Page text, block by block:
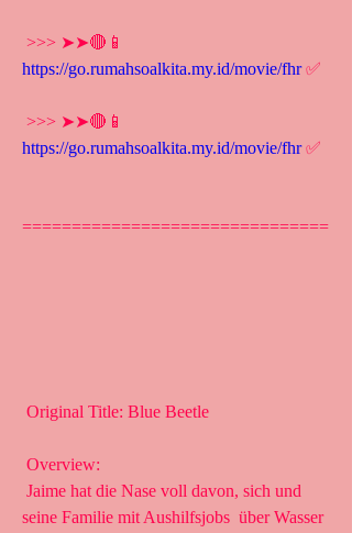
https://go.rumahsoalkita.my.id/movie/fhr ✅
https://go.rumahsoalkita.my.id/movie/fhr ✅
===============================
Original Title: Blue Beetle
Overview:
seine Familie mit Aushilfsjobs  über Wasser